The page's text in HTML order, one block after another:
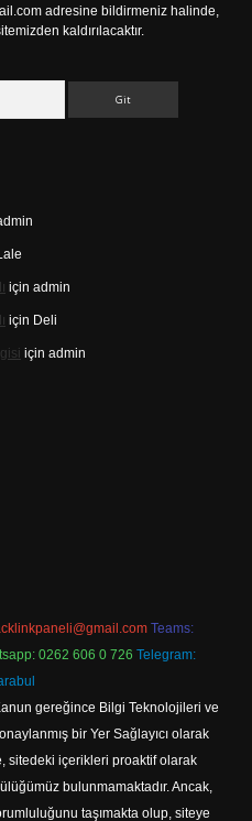
adresine bildirmeniz halinde,
kaldırılacaktır.
için admin
için Deli
için admin
Teams:
0262 606 0 726 Telegram:
gereğince Bilgi Teknolojileri ve
bir Yer Sağlayıcı olarak
sitedeki içerikleri proaktif olarak
bulunmamaktadır. Ancak,
taşımakta olup, siteye